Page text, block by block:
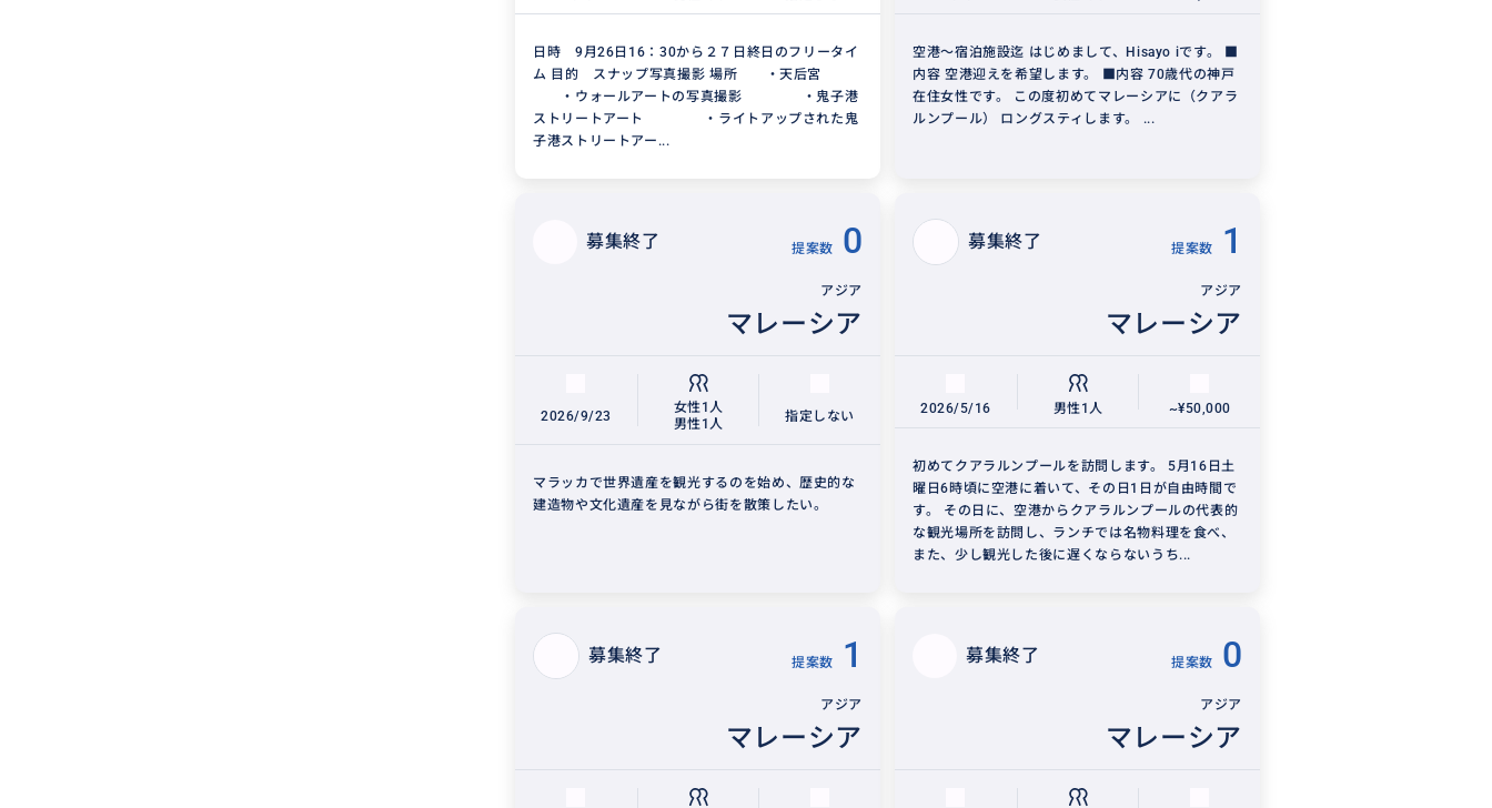
日時 9月26日16：30から２７日終日のフリータイ
ム 目的 スナップ写真撮影 場所 ・天后宮
・ウォールアートの写真撮影 ・鬼子港
ストリートアート ・ライトアップされた鬼
子港ストリートアー...
空港〜宿泊施設迄 はじめまして、Hisayo iです。 ■
内容 空港迎えを希望します。 ■内容 70歳代の神戸
在住女性です。 この度初めてマレーシアに（クアラ
ルンプール） ロングスティします。 ...
募集終了 提案数 0
アジア
マレーシア
2026/9/23
女性1人
男性1人
指定しない
マラッカで世界遺産を観光するのを始め、歴史的な
建造物や文化遺産を見ながら街を散策したい。
募集終了 提案数 1
アジア
マレーシア
2026/5/16 男性1人 ~¥50,000
初めてクアラルンプールを訪問します。 5月16日土
曜日6時頃に空港に着いて、その日1日が自由時間で
す。 その日に、空港からクアラルンプールの代表的
な観光場所を訪問し、ランチでは名物料理を食べ、
また、少し観光した後に遅くならないうち...
募集終了 提案数 1
アジア
マレーシア
募集終了 提案数 0
アジア
マレーシア